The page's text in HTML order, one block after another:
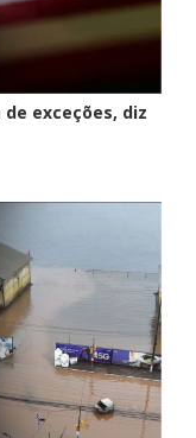
exceções, diz